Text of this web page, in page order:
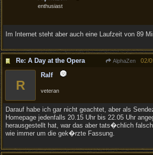
enthusiast
Im Internet steht aber auch eine Laufzeit von 89
Re: A Day at the Opera AlphaZen 02/
R
Ralf
veteran
Darauf habe ich gar nicht geachtet, aber als
Homepage jedenfalls 20.15 Uhr bis 22.05 Uhr
herausgestellt hat, war das aber tats�chlich
wie immer um die gek�rzte Fassung.